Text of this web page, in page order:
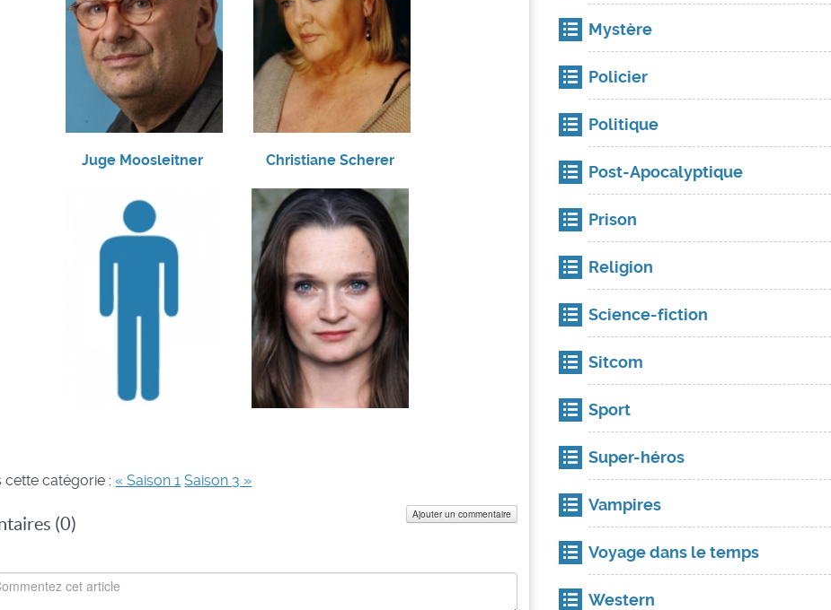
Juge Moosleitner Christiane Scherer
cette catégorie :« Saison 1 Saison 3 »
(0)
Ajouter un commentaire
Mystère
Policier
Politique
Post-Apocalyptique
Prison
Religion
Science-fiction
Sitcom
Sport
Super-héros
Vampires
Voyage dans le temps
Western